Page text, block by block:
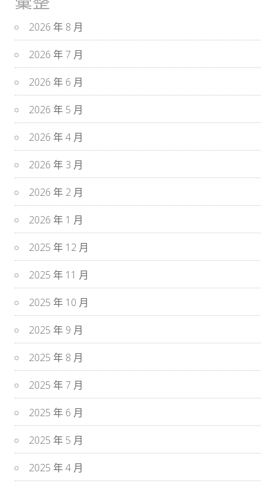
2026 年 8 月
2026 年 7 月
2026 年 6 月
2026 年 5 月
2026 年 4 月
2026 年 3 月
2026 年 2 月
2026 年 1 月
2025 年 12 月
2025 年 11 月
2025 年 10 月
2025 年 9 月
2025 年 8 月
2025 年 7 月
2025 年 6 月
2025 年 5 月
2025 年 4 月